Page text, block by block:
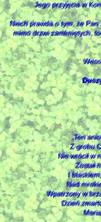
Jego przyjęcia w
Niech prawda o tym, że Pan
mimo drzwi zamkniętych,
„Ten
Z grobu
Nie wrócił w
Został
I
Nad
Wpatrzony w
Dzień